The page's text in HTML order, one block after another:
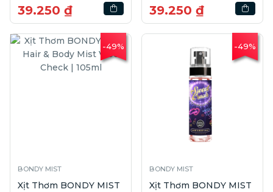
39.250 ₫ 39.250 ₫
-49%
BONDY MIST
Xịt Thơm BONDY MIST
-49%
BONDY MIST
Xịt Thơm BONDY MIST